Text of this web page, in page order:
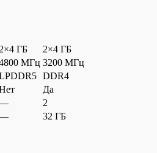
2×4 ГБ
2×4 ГБ
МГц 3200 МГц
DDR4
Да
2
32 ГБ